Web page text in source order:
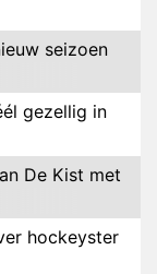
seizoen
gezellig in
De Kist met
hockeyster